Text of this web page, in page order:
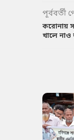
পূর্ববর্তী
করোনায়
খালে